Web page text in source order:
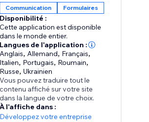
Communication Formulaires
Disponibilité :
Cette application est disponible
dans le monde entier.
Langues de l'application :
Anglais, Allemand, Français,
Italien, Portugais, Roumain,
Russe,Ukrainien
Vous pouvez traduire tout le
contenu affiché sur votre site
dans la langue de votre choix.
À l'affiche dans :
Développez votre entreprise